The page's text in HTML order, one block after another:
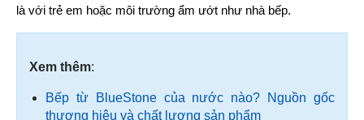
là với trẻ em hoặc môi trường ẩm ướt như nhà bếp.
Xem thêm:
Bếp từ BlueStone của nước nào? Nguồn gốc
thương hiệu và chất lượng sản phẩm